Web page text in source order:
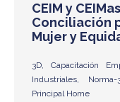
CEIM y
Conciliación
Mujer y
3D,Capacitación
Industriales, Norma-
Principal Home